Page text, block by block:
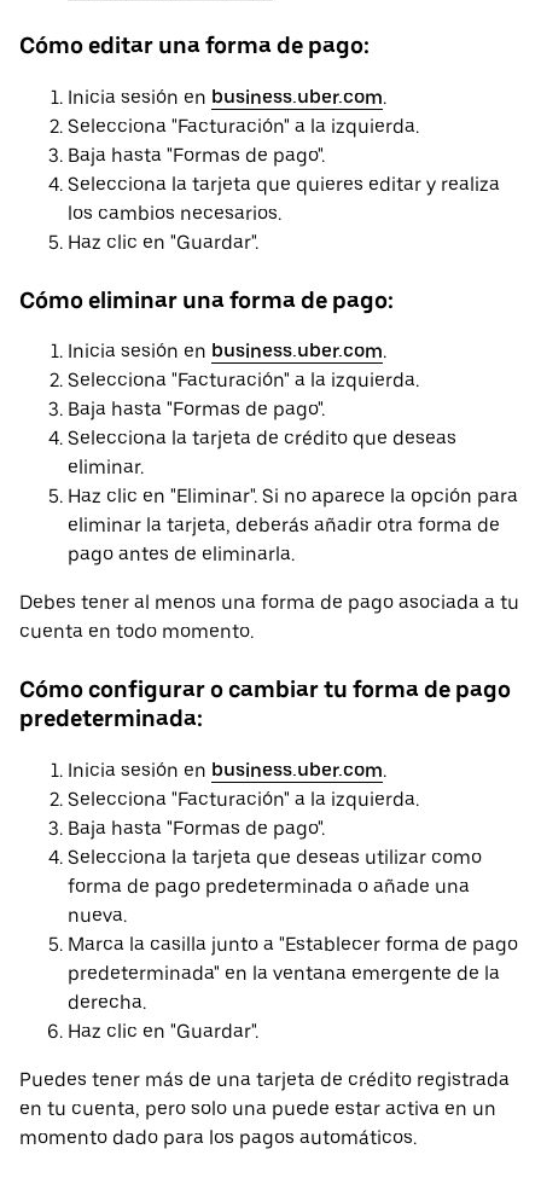
Cómo editar una forma de pago:
Inicia sesión en business.uber.com.
Selecciona "Facturación" a la izquierda.
Baja hasta "Formas de pago".
Selecciona la tarjeta que quieres editar y realiza
los cambios necesarios.
Haz clic en "Guardar".
Cómo eliminar una forma de pago:
Inicia sesión en business.uber.com.
Selecciona "Facturación" a la izquierda.
Baja hasta "Formas de pago".
Selecciona la tarjeta de crédito que deseas
eliminar.
Haz clic en "Eliminar". Si no aparece la opción para
eliminar la tarjeta, deberás añadir otra forma de
pago antes de eliminarla.
Debes tener al menos una forma de pago asociada a tu
cuenta en todo momento.
Cómo configurar o cambiar tu forma de pago
predeterminada:
Inicia sesión en business.uber.com.
Selecciona "Facturación" a la izquierda.
Baja hasta "Formas de pago".
Selecciona la tarjeta que deseas utilizar como
forma de pago predeterminada o añade una
nueva.
Marca la casilla junto a "Establecer forma de pago
predeterminada" en la ventana emergente de la
derecha.
Haz clic en "Guardar".
Puedes tener más de una tarjeta de crédito registrada
en tu cuenta, pero solo una puede estar activa en un
momento dado para los pagos automáticos.